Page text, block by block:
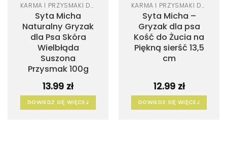
KARMA I PRZYSMAKI DLA PSA
Syta Micha
Naturalny Gryzak
dla Psa Skóra
Wielbłąda
Suszona
Przysmak 100g
13.99 zł
DOWIEDZ SIĘ WIĘCEJ
KARMA I PRZYSMAKI DLA PSA
Syta Micha –
Gryzak dla psa
Kość do Żucia na
Piękną sierść 13,5
cm
12.99 zł
DOWIEDZ SIĘ WIĘCEJ